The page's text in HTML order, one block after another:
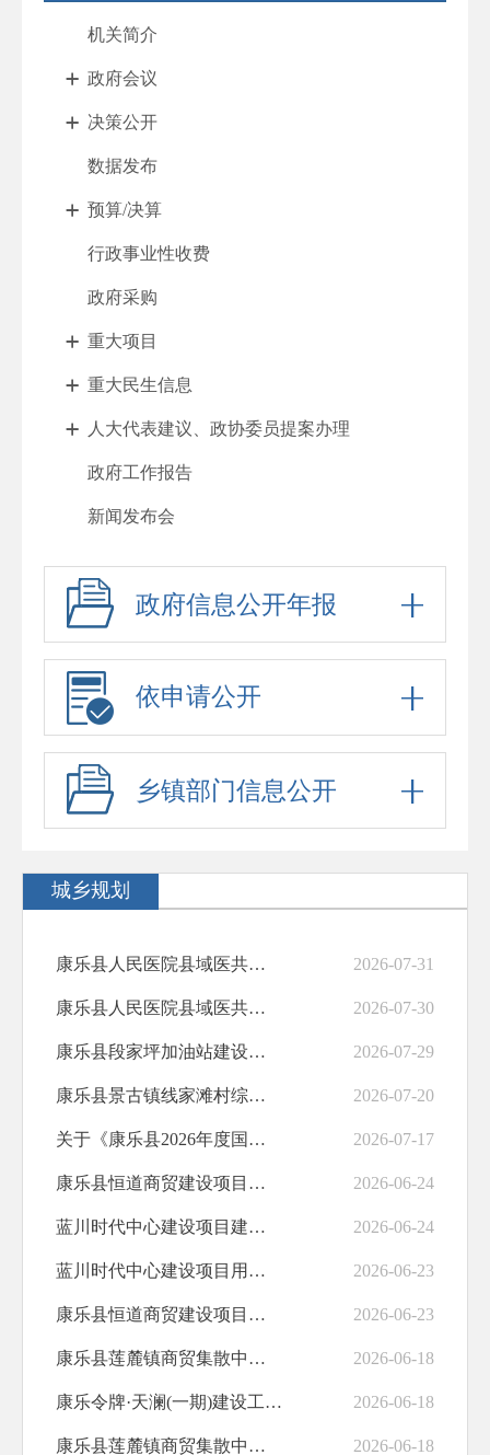
机关简介
政府会议
决策公开
数据发布
预算/决算
行政事业性收费
政府采购
重大项目
重大民生信息
人大代表建议、政协委员提案办理
政府工作报告
新闻发布会
人事信息
行政许可
行政处罚
回应关切
政府信息公开标准目录
防范化解重大风险
稳岗就业
养老服务
食品安全
产品质量
财政资金直达基层
治安管理
便民惠民
规划纲要
职业培训
助企纾困
水利安全生产
交通运输
政府信息公开年报
依申请公开
乡镇部门信息公开
城乡规划
康乐县人民医院县域医共体建设项目建设工程规划许可证批后公布 2026-07-31
康乐县人民医院县域医共体建设项目建设用地规划许可证批后公布 2026-07-30
康乐县段家坪加油站建设项目变更规划设计方案批前公示 2026-07-29
康乐县景古镇线家滩村综合服务中心建设项目乡村建设规划许可证批后公布 2026-07-20
关于《康乐县2026年度国土空间总体规划动态维护》公示 2026-07-17
康乐县恒道商贸建设项目建设工程规划许可证批后公布 2026-06-24
蓝川时代中心建设项目建设工程规划许可证批后公布 2026-06-24
蓝川时代中心建设项目用地规划许可证批后公布 2026-06-23
康乐县恒道商贸建设项目用地规划许可证批后公布 2026-06-23
康乐县莲麓镇商贸集散中心建设项目（一期）建设工程规划许可证批后公布 2026-06-18
康乐令牌·天澜(一期)建设工程规划许可证批后公布 2026-06-18
康乐县莲麓镇商贸集散中心建设项目用地规划许可证批后公布 2026-06-18